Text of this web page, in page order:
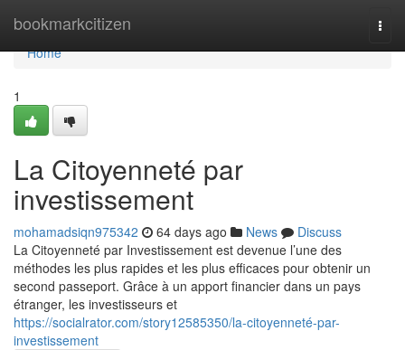
bookmarkcitizen
Home
Home
1
La Citoyenneté par
investissement
mohamadsiqn975342 64 days ago News
Discuss
La Citoyenneté par Investissement est devenue l’une des
méthodes les plus rapides et les plus efficaces pour obtenir un
second passeport. Grâce à un apport financier dans un pays
étranger, les investisseurs et
https://socialrator.com/story12585350/la-citoyenneté-par-
investissement